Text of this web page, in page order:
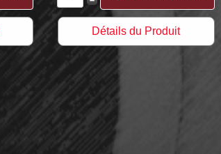
Détails du Produit